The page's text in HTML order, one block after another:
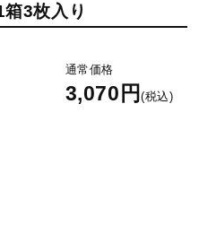
3枚入り
通常価格
3,070円(税込)